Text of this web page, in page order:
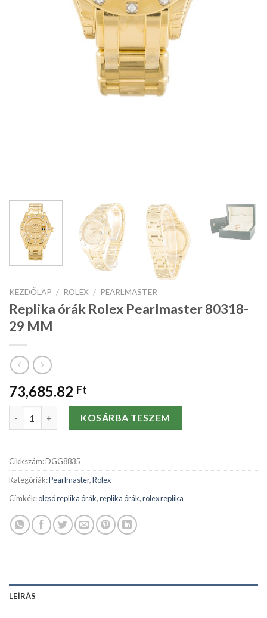
KEZDŐLAP / ROLEX / PEARLMASTER
Replika órák Rolex Pearlmaster 80318-
29 MM
73,685.82 Ft
Replika órák Rolex Pearlmaster 80318-29 MM mennyiség
KOSÁRBA TESZEM
Cikkszám:DGG8835
Kategóriák:Pearlmaster,Rolex
Címkék:olcsó replika órák,replika órák,rolex replika
LEÍRÁS